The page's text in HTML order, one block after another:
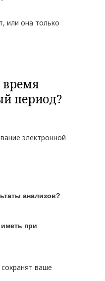
или она только
время
период?
электронной
анализов?
при
ваше